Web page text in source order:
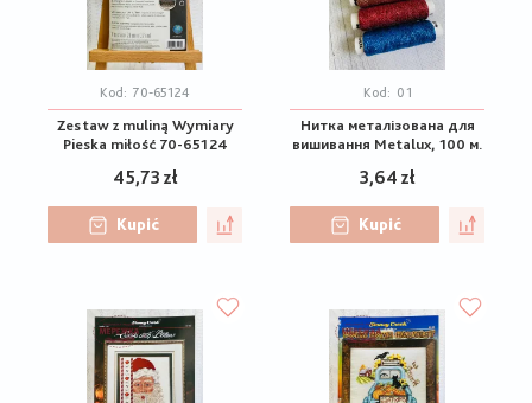
Kod: 70-65124
Zestaw z muliną Wymiary
Pieska miłość 70-65124
45,73 zł
Kupić
Kod: 01
Нитка металізована для
вишивання Metalux, 100 м.
3,64 zł
Kupić